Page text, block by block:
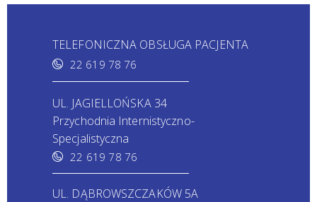
TELEFONICZNA OBSŁUGA PACJENTA
22 619 78 76
UL. JAGIELLOŃSKA 34
Przychodnia Internistyczno-
Specjalistyczna
22 619 78 76
UL. DĄBROWSZCZAKÓW 5A